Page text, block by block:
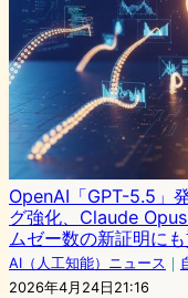
OpenAI「GPT-5.5」
グ強化、Claude
ムゼー数の新証明に
AI（人工知能）ニュース ｜
2026年4月24日21:16